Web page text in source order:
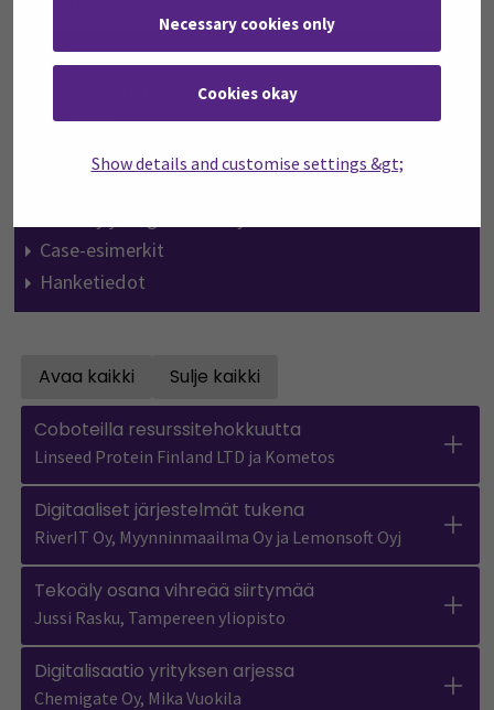
Necessary cookies only
Cookies okay
Show details and customise settings &gt;
Aloitussivu
Yrityksen toiminnan tehostaminen
Viestintä
Energiaratkaisut
Case-esimerkit
Hanketiedot
Avaa kaikki
Open all accordions
Sulje kaikki
Coboteilla resurssitehokkuutta
Linseed Protein Finland LTD ja Kometos
Digitaaliset järjestelmät tukena
RiverIT Oy, Myynninmaailma Oy ja Lemonsoft Oyj
Tekoäly osana vihreää siirtymää
Jussi Rasku, Tampereen yliopisto
Digitalisaatio yrityksen arjessa
Chemigate Oy, Mika Vuokila